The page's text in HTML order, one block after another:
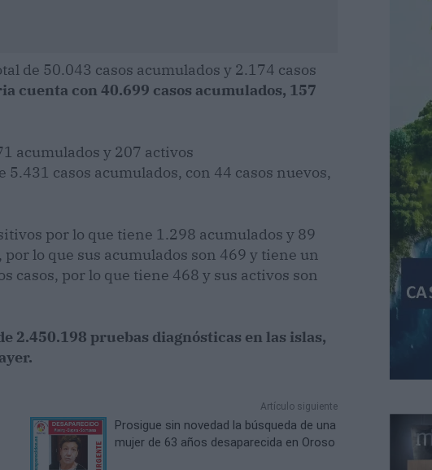
de 50.043 casos acumulados y 2.174 casos
cuenta con 40.699 casos acumulados, 157
acumulados y 207 activos
casos acumulados, con 44 casos nuevos,
por lo que tiene 1.298 acumulados y 89
lo que sus acumulados son 469 y tiene un
casos, por lo que tiene 468 y sus activos son
2.450.198 pruebas diagnósticas en las islas,
Artículo siguiente
Prosigue sin novedad la búsqueda de una
mujer de 63 años desaparecida en Oroso